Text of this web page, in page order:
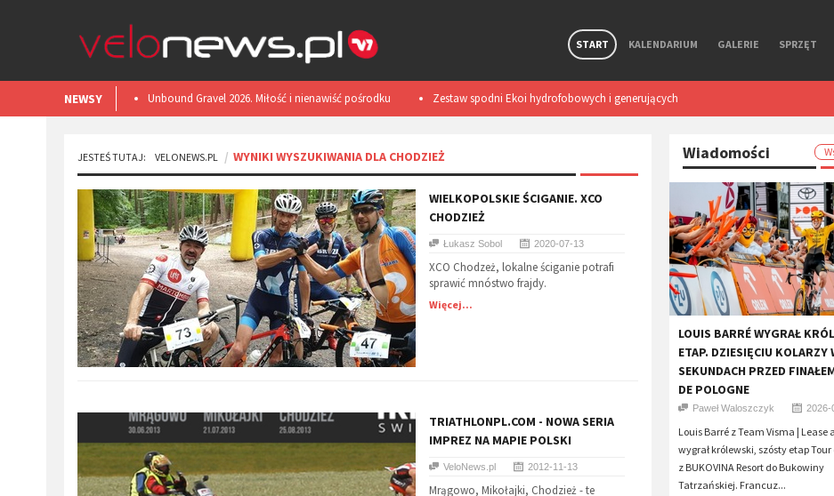
START KALENDARIUM GALERIE SPRZĘT
NEWSY
​Unbound Gravel 2026. Miłość i nienawiść pośrodku
Kansas.
Zestaw spodni Ekoi hydrofobowych i generujących
ciepło podczas ruchu. Test
Smart light TL50
JESTEŚ TUTAJ: VELONEWS.PL WYNIKI WYSZUKIWANIA DLA CHODZIEŻ
WIELKOPOLSKIE ŚCIGANIE. XCO
CHODZIEŻ
Łukasz Sobol 2020-07-13
XCO Chodzeż, lokalne ściganie potrafi
sprawić mnóstwo frajdy.
Więcej...
TRIATHLONPL.COM - NOWA SERIA
IMPREZ NA MAPIE POLSKI
VeloNews.pl 2012-11-13
Mrągowo, Mikołajki, Chodzież - te
Wiadomości
LOUIS BARRÉ WYGRAŁ
ETAP. DZIESIĘCIU KOLARZY
SEKUNDACH PRZED
DE POLOGNE
Paweł Waloszczyk 2026-
Louis Barré z Team Visma | Lease
wygrał królewski, szósty etap Tour
z BUKOVINA Resort do Bukowiny
Tatrzańskiej. Francuz...